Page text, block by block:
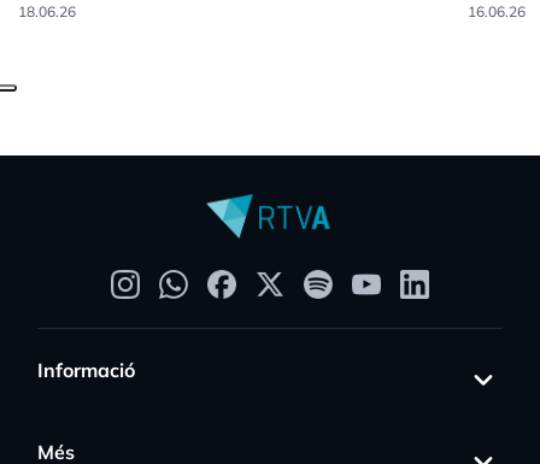
18.06.26 16.06.26
Informació
Més